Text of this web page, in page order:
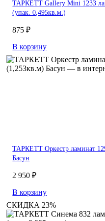
ТАРКЕТТ Gallery Mini 1233
(упак. 0,495кв.м.)
875 ₽
В корзину
ТАРКЕТТ Оркестр ламинат
Басун
2 950 ₽
В корзину
СКИДКА 23%